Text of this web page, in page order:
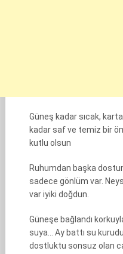
Güneş kadar sıcak,
kadar saf ve temiz bir
kutlu olsun
Ruhumdan başka
sadece gönlüm var.
var iyiki doğdun.
Güneşe bağlandı
suya… Ay battı su
dostluktu sonsuz olan